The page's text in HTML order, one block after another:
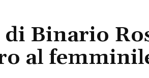
Binario
al